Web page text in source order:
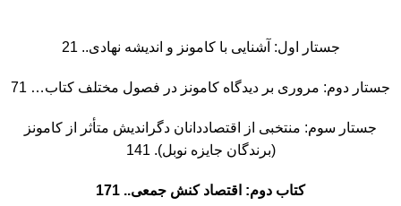
جستار اول: آشنایی با کامونز و اندیشه نهادی.. 21
جستار دوم: مروری بر دیدگاه کامونز در فصول مختلف کتاب… 71
جستار سوم: منتخبی از اقتصاددانان دگراندیش متأثر از کامونز
(برندگان جایزه نوبل). 141
کتاب دوم: اقتصاد کنش جمعی.. 171